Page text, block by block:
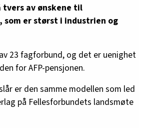
tvers av ønskene til
som er størst i industrien og
23 fagforbund, og det er uenighet
for AFP-pensjonen.
er den samme modellen som led
på Fellesforbundets landsmøte